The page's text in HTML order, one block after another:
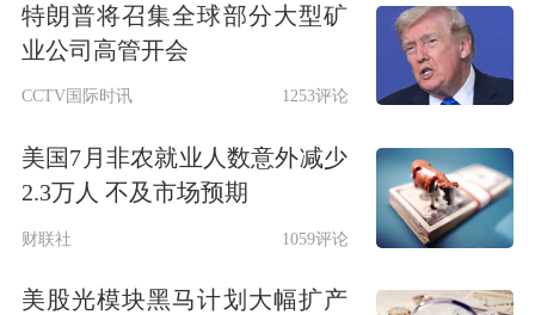
业板指数下跌4.99%。指数下跌尚且如
此，许多个股更是跌得面目全非。从这
个角度上讲，多家券商金股组合能够实
现正收益，也确实难能可贵；而且，某
些金股表现也非常抢眼。比如开源证券
7月金股组合中，同飞股份当月上涨
特朗普将召集全球部分大型矿
业公司高管开会
CCTV国际时讯 1253评论
美国7月非农就业人数意外减少
2.3万人 不及市场预期
财联社 1059评论
美股光模块黑马计划大幅扩产